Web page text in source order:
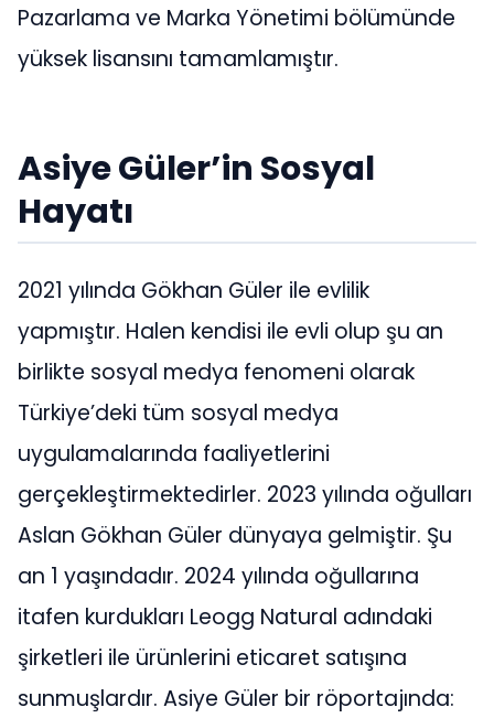
Pazarlama ve Marka Yönetimi bölümünde
yüksek lisansını tamamlamıştır.
Asiye Güler’in Sosyal
Hayatı
2021 yılında Gökhan Güler ile evlilik
yapmıştır. Halen kendisi ile evli olup şu an
birlikte sosyal medya fenomeni olarak
Türkiye’deki tüm sosyal medya
uygulamalarında faaliyetlerini
gerçekleştirmektedirler. 2023 yılında oğulları
Aslan Gökhan Güler dünyaya gelmiştir. Şu
an 1 yaşındadır. 2024 yılında oğullarına
itafen kurdukları Leogg Natural adındaki
şirketleri ile ürünlerini eticaret satışına
sunmuşlardır. Asiye Güler bir röportajında: